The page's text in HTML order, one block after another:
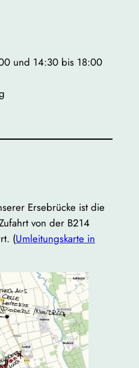
und 14:30 bis 18:00
Ersebrücke ist die
von der B214
(Umleitungskarte in